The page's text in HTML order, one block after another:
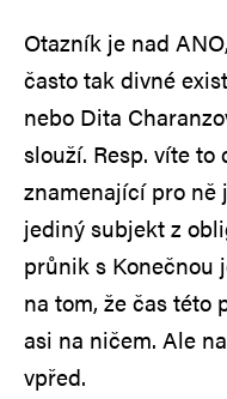
Otazník je nad
často tak divné
nebo Dita
slouží. Resp. víte to
znamenající pro ně
jediný subjekt z
průnik s Konečnou
na tom, že čas této
asi na ničem. Ale
vpřed.